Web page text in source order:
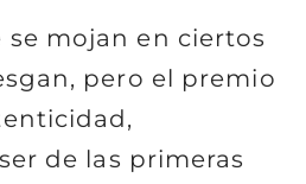
se mojan en ciertos
pero el premio
de las primeras